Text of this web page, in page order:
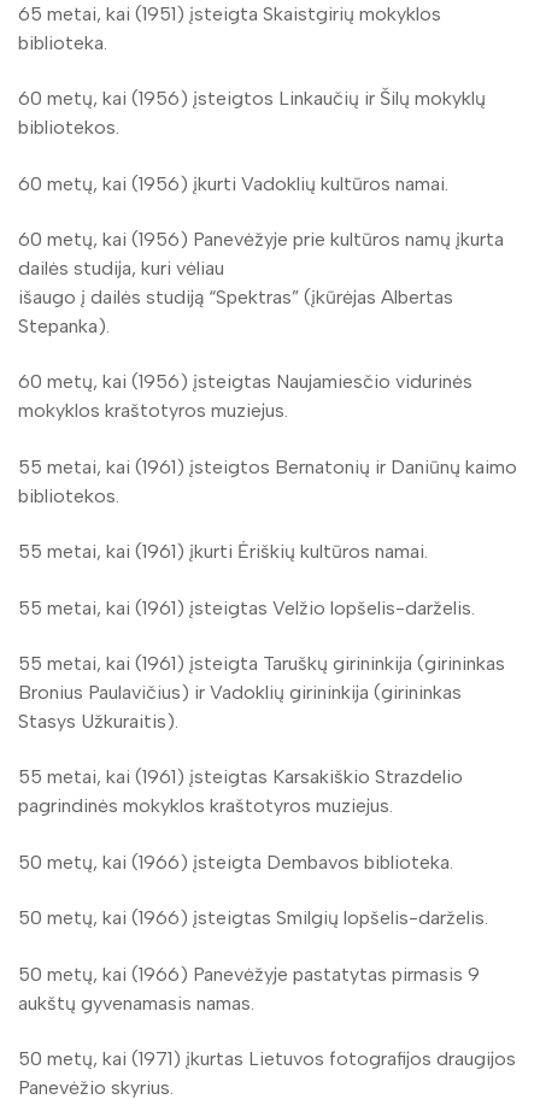
65 metai, kai (1951) įsteigta Skaistgirių mokyklos
biblioteka.
60 metų, kai (1956) įsteigtos Linkaučių ir Šilų mokyklų
bibliotekos.
60 metų, kai (1956) įkurti Vadoklių kultūros namai.
60 metų, kai (1956) Panevėžyje prie kultūros namų įkurta
dailės studija, kuri vėliau
išaugo į dailės studiją “Spektras” (įkūrėjas Albertas
Stepanka).
60 metų, kai (1956) įsteigtas Naujamiesčio vidurinės
mokyklos kraštotyros muziejus.
55 metai, kai (1961) įsteigtos Bernatonių ir Daniūnų kaimo
bibliotekos.
55 metai, kai (1961) įkurti Ėriškių kultūros namai.
55 metai, kai (1961) įsteigtas Velžio lopšelis-darželis.
55 metai, kai (1961) įsteigta Taruškų girininkija (girininkas
Bronius Paulavičius) ir Vadoklių girininkija (girininkas
Stasys Užkuraitis).
55 metai, kai (1961) įsteigtas Karsakiškio Strazdelio
pagrindinės mokyklos kraštotyros muziejus.
50 metų, kai (1966) įsteigta Dembavos biblioteka.
50 metų, kai (1966) įsteigtas Smilgių lopšelis-darželis.
50 metų, kai (1966) Panevėžyje pastatytas pirmasis 9
aukštų gyvenamasis namas.
50 metų, kai (1971) įkurtas Lietuvos fotografijos draugijos
Panevėžio skyrius.